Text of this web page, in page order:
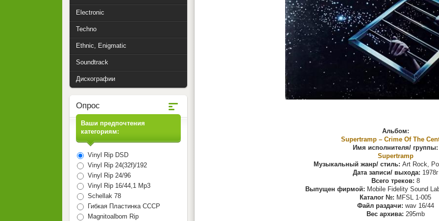
Альбом:
Supertramp ‎– Crime Of The
Имя исполнителя/ группы:
Supertramp
Музыкальный жанр/ стиль: Art Rock,
Дата записи/ выхода: 1978г
Всего треков: 8
Выпущен фирмой: Mobile Fidelity Sound
Каталог №: MFSL 1-005
Файл раздачи: wav 16/44
Вес архива: 295mb
Electronic
Techno
Ethnic, Enigmatic
Soundtrack
Дискографии
Опрос
Ваши предпочтения
категориям:
Vinyl Rip DSD
Vinyl Rip 24(32f)/192
Vinyl Rip 24/96
Vinyl Rip 16/44,1 Mp3
Schellak 78
Гибкая Пластинка СССР
Magnitoalbom Rip